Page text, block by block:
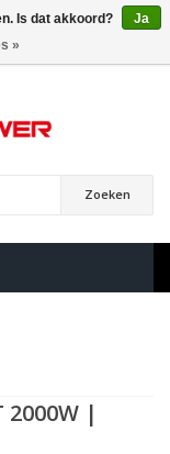
Zoeken
2000W |
Is dat akkoord?
Ja
»